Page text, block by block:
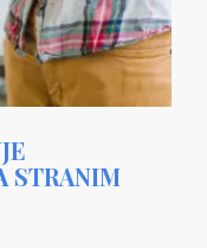
STRANIM